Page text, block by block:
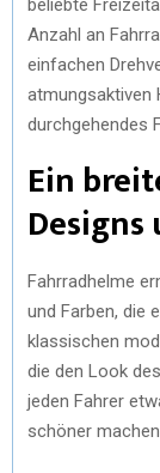
Anzahl an
einfachen
atmungsaktiven
durchgehendes
Ein
Designs
Fahrradhelme
und Farben, die
klassischen
die den Look
jeden Fahrer
schöner machen